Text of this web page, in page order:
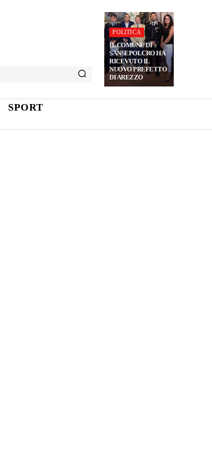
POLITICA
IL COMUNE DI
SANSEPOLCRO HA
RICEVUTO IL
NUOVO PREFETTO
DI AREZZO
SPORT